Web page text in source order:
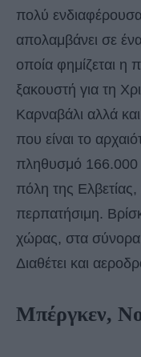
πολύ ενδιαφέρουσα
απολαμβάνει σε
οποία φημίζεται η
ξακουστή για τη
Καρναβάλι αλλά
που είναι το
πληθυσμό 166.000
πόλη της
περπατήσιμη.
χώρας, στα σύνορα
Διαθέτει και
Μπέργκεν,